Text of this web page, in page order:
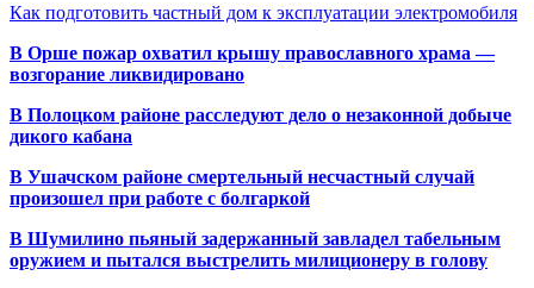
Как подготовить частный дом к эксплуатации электромобиля
В Орше пожар охватил крышу православного храма —
возгорание ликвидировано
В Полоцком районе расследуют дело о незаконной добыче
дикого кабана
В Ушачском районе смертельный несчастный случай
произошел при работе с болгаркой
В Шумилино пьяный задержанный завладел табельным
оружием и пытался выстрелить милиционеру в голову